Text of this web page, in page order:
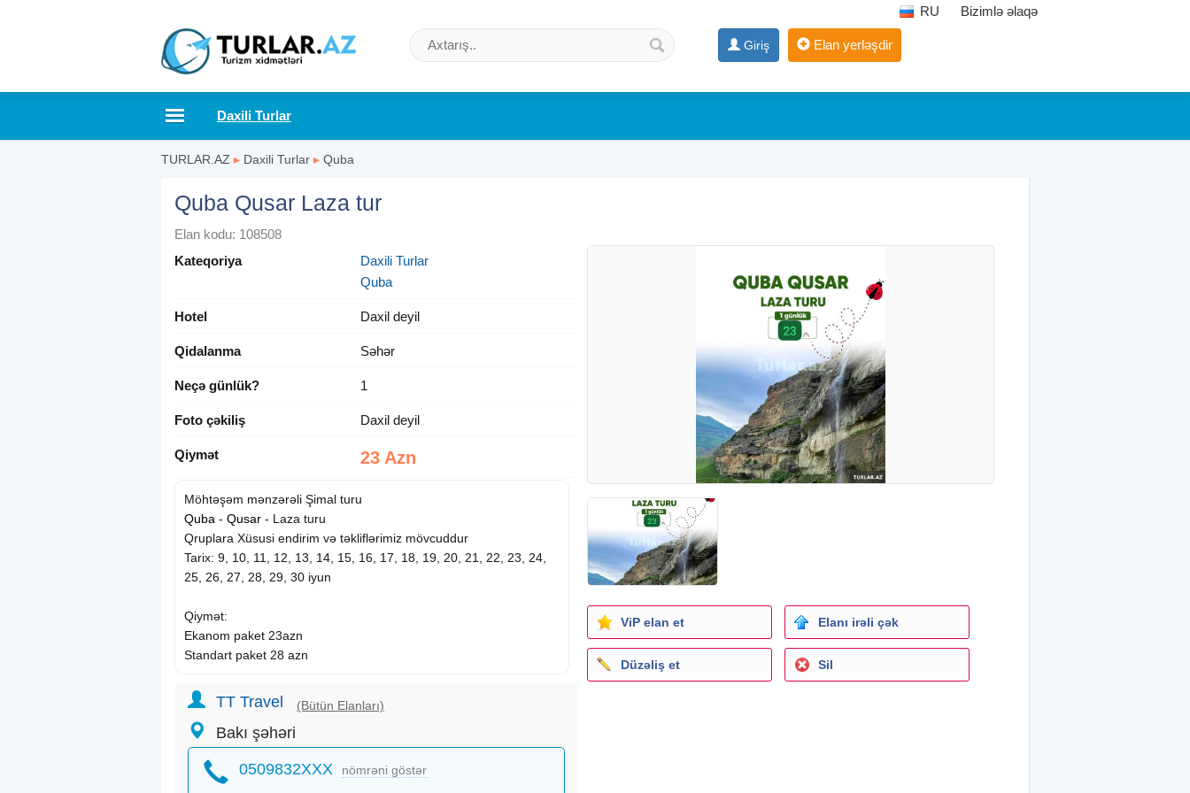
RU Bizimlə əlaqə
Giriş Elan yerləşdir
Daxili Turlar
TURLAR.AZ ▸ Daxili Turlar ▸ Quba
Quba Qusar Laza tur
Elan kodu: 108508
Kateqoriya
Daxili Turlar
Quba
Hotel Daxil deyil
Qidalanma Səhər
Neçə günlük? 1
Foto çəkiliş Daxil deyil
Qiymət 23 Azn
Möhtəşəm mənzərəli Şimal turu
Quba - Qusar - Laza turu
Qruplara Xüsusi endirim və təkliflərimiz mövcuddur
Tarix: 9, 10, 11, 12, 13, 14, 15, 16, 17, 18, 19, 20, 21, 22, 23, 24,
25, 26, 27, 28, 29, 30 iyun
Qiymət:
Ekanom paket 23azn
Standart paket 28 azn
Qiymətə daxildir:
Ekskursiyalar
Səhər yeməyi (Standart Paketdə)
Axşam qayıdışda Çay Süfrəsi
TT Travel (Bütün Elanları)
Bakı şəhəri
0509832XXX nömrəni göstər
ViP elan et Elanı irəli çək
Düzəliş et Sil